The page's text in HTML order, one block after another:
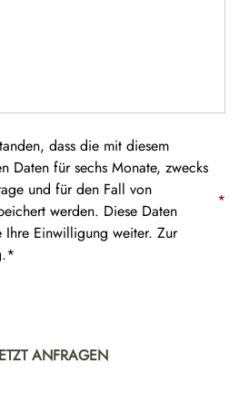
dass die mit diesem
Daten für sechs Monate, zwecks
und für den Fall von
werden. Diese Daten
Einwilligung weiter. Zur
.*
*